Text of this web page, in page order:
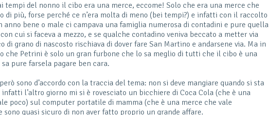
tempi del nonno il cibo era una merce, eccome! Solo che era una merce che
di più, forse perché ce n’era molta di meno (bei tempi?) e infatti con il raccolto
anno bene o male ci campava una famiglia numerosa di contadini e pure quella
cui si faceva a mezzo, e se qualche contadino veniva beccato a metter via
di grano di nascosto rischiava di dover fare San Martino e andarsene via. Ma in
che Petrini è solo un gran furbone che lo sa meglio di tutti che il cibo è una
pure farsela pagare ben cara.
sono d’accordo con la traccia del tema: non si deve mangiare quando si sta
l’altro giorno mi si è rovesciato un bicchiere di Coca Cola (che è una
poco) sul computer portatile di mamma (che è una merce che vale
sono quasi sicuro di non aver fatto proprio un grande affare.